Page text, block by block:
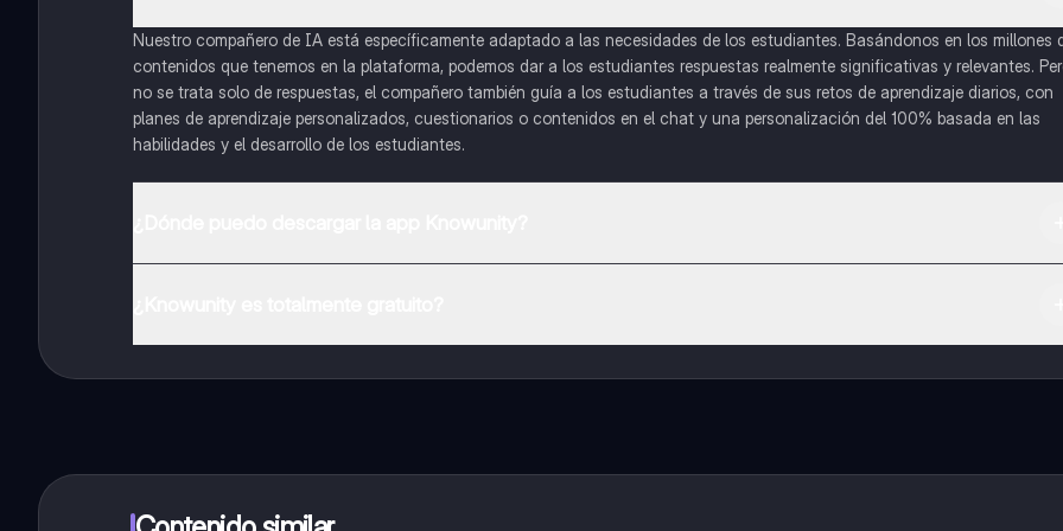
Nuestro compañero de IA está específicamente adaptado a las necesidades de los estudiantes. Basándonos en los millones
contenidos que tenemos en la plataforma, podemos dar a los estudiantes respuestas realmente significativas y relevantes.
no se trata solo de respuestas, el compañero también guía a los estudiantes a través de sus retos de aprendizaje diarios, con
planes de aprendizaje personalizados, cuestionarios o contenidos en el chat y una personalización del 100% basada en las
habilidades y el desarrollo de los estudiantes.
inmeditamente. Puedes ganar dinero utilizando la aplicación, que te permitirá acceder a determinadas funciones.